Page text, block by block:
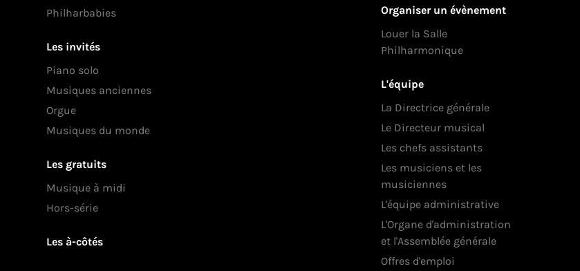
Philharbabies
Les invités
Piano solo
Musiques anciennes
Orgue
Musiques du monde
Les gratuits
Musique à midi
Hors-série
Les à-côtés
Organiser un évènement
Louer la Salle
Philharmonique
L'équipe
La Directrice générale
Le Directeur musical
Les chefs assistants
Les musiciens et les
musiciennes
L'équipe administrative
L'Organe d'administration
et l'Assemblée générale
Offres d'emploi